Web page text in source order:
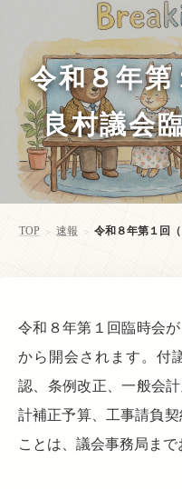
令和８年
良村議会
TOP > 速報 > 令和８年第１回
令和８年第１回臨時会
から開会されます。付
認、条例改正、一般会
計補正予算、工事請負
ことは、議会事務局まで